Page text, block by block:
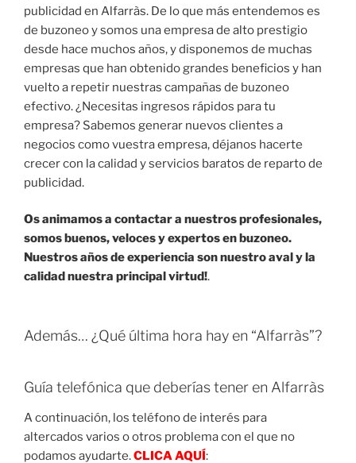
publicidad en Alfarràs. De lo que más entendemos es
de buzoneo y somos una empresa de alto prestigio
desde hace muchos años, y disponemos de muchas
empresas que han obtenido grandes beneficios y han
vuelto a repetir nuestras campañas de buzoneo
efectivo. ¿Necesitas ingresos rápidos para tu
empresa? Sabemos generar nuevos clientes a
negocios como vuestra empresa, déjanos hacerte
crecer con la calidad y servicios baratos de reparto de
publicidad.
Os animamos a contactar a nuestros profesionales,
somos buenos, veloces y expertos en buzoneo.
Nuestros años de experiencia son nuestro aval y la
calidad nuestra principal virtud!.
Además… ¿Qué última hora hay en “Alfarràs”?
Guía telefónica que deberías tener en Alfarràs
A continuación, los teléfono de interés para
altercados varios o otros problema con el que no
podamos ayudarte.CLICA AQUÍ: